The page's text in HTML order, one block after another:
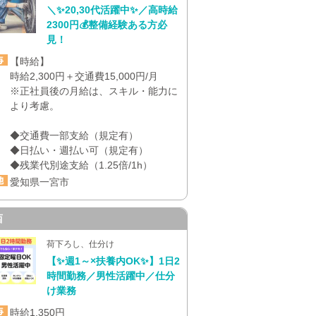
＼✨20,30代活躍中✨／高時給
2300円💰整備経験ある方必
見！
【時給】
時給2,300円＋交通費15,000円/月
※正社員後の月給は、スキル・能力に
より考慮。
◆交通費一部支給（規定有）
◆日払い・週払い可（規定有）
◆残業代別途支給（1.25倍/1h）
愛知県一宮市
荷下ろし、仕分け
【✨週1～×扶養内OK✨】1日2
時間勤務／男性活躍中／仕分
け業務
時給1,350円